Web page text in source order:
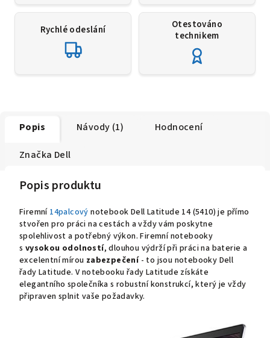
Rychlé odeslání
Otestováno
technikem
Popis Návody (1) Hodnocení
Značka Dell
Popis produktu
Firemní 14palcový notebook Dell Latitude 14 (5410) je přímo
stvořen pro práci na cestách a vždy vám poskytne
spolehlivost a potřebný výkon. Firemní notebooky
s vysokou odolností, dlouhou výdrží při práci na baterie a
excelentní mírou zabezpečení - to jsou notebooky Dell
řady Latitude. V notebooku řady Latitude získáte
elegantního společníka s robustní konstrukcí, který je vždy
připraven splnit vaše požadavky.